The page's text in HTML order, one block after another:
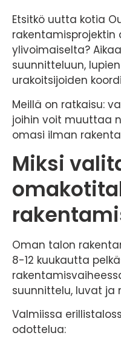
Etsitkö uutta kotia
ylivoimaiselta?
suunnitteluun,
urakoitsijoiden
Meillä on ratkaisu:
joihin voit muuttaa
omasi ilman
Miksi
Oman talon
8-12 kuukautta
suunnittelu, luvat ja
Valmiissa
odottelua: